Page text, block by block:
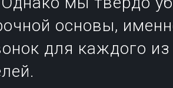
основы,
для каждого